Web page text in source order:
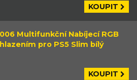
KOUPIT
Multifunkční Nabíjecí RGB
pro PS5 Slim bílý
KOUPIT